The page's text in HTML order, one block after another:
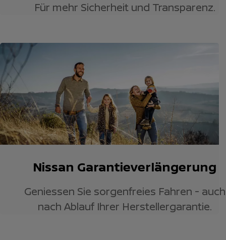
Für mehr Sicherheit und Transparenz.
Nissan Garantieverlängerung
Geniessen Sie sorgenfreies Fahren - auch
nach Ablauf Ihrer Herstellergarantie.